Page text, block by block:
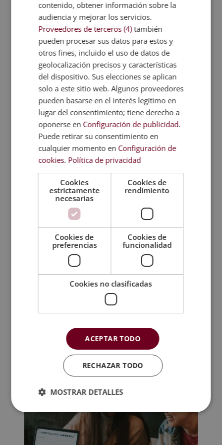
Objetivos del curso
El objetivo principal de este curso es
brindarte una educación integral en
psicología positiva, equipándote con los
conocimientos y herramientas necesarios
para promover el bienestar y la felicidad
en ti mismo y en otros. A través de este
programa, te convertirás en un agente de
cambio, capaz de aplicar la ciencia de la
psicología positiva para hacer
contribuciones valiosas en diversos
contextos y mejorar la calidad de vida de
las personas.
Metodología
Certificación
Temario
Valoraciones (2)
TAMBIÉN TE
RECOMENDAMOS
contenido, obtener información sobre la
audiencia y mejorar los servicios.
Proveedores de terceros (4) también
pueden procesar sus datos para estos y
otros fines, incluido el uso de datos de
geolocalización precisos y características
del dispositivo. Sus elecciones se aplican
solo a este sitio web. Algunos proveedores
pueden basarse en el interés legítimo en
lugar del consentimiento; tiene derecho a
oponerse en Configuración de publicidad.
Puede retirar su consentimiento en
cualquier momento en Configuración de
cookies. Política de privacidad
Cookies
estrictamente
necesarias
Cookies de
rendimiento
Cookies de
preferencias
Cookies de
funcionalidad
Cookies no clasificadas
ACEPTAR TODO
RECHAZAR TODO
MOSTRAR DETALLES